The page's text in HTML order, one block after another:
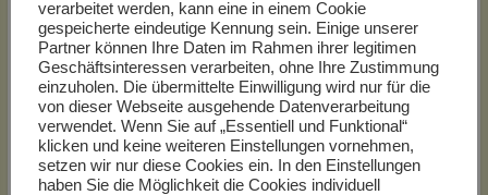
einer früheren oder verspäteten Anreise rufen Sie mich bitte
kurz unter der Telefonnummer 038378 34659 an.
Zur Preisliste:
http://www.ferienwohnung-kostenlos-eintragen.de
verarbeitet werden, kann eine in einem Cookie
gespeicherte eindeutige Kennung sein. Einige unserer
Partner können Ihre Daten im Rahmen ihrer legitimen
Geschäftsinteressen verarbeiten, ohne Ihre Zustimmung
einzuholen. Die übermittelte Einwilligung wird nur für die
von dieser Webseite ausgehende Datenverarbeitung
verwendet. Wenn Sie auf „Essentiell und Funktional“
klicken und keine weiteren Einstellungen vornehmen,
setzen wir nur diese Cookies ein. In den Einstellungen
haben Sie die Möglichkeit die Cookies individuell